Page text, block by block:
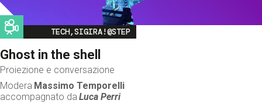
Image
TECH,SIGIRA!@STEP
Ghost in the shell
Proiezione e conversazione
Modera Massimo Temporelli
accompagnato da Luca Perri